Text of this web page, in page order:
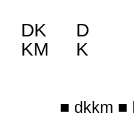
dkkm
DK
KM
D
K